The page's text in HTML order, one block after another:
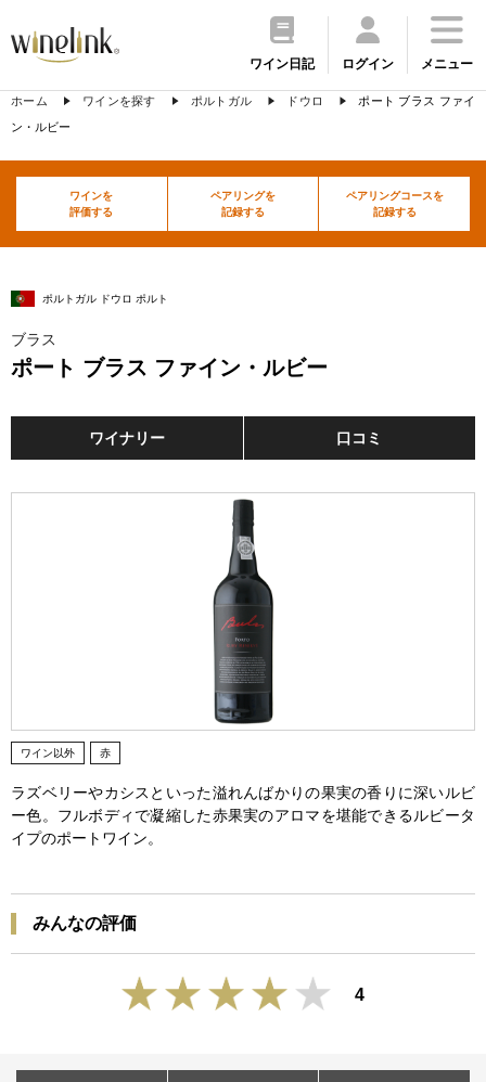
ワイン日記 ログイン メニュー
ホーム ワインを探す ポルトガル ドウロ
ポート ブラス ファイ
ン・ルビー
ワインを
評価する
ペアリングを
記録する
ペアリングコースを
記録する
ポルトガル ドウロ ポルト
ブラス
ポート ブラス ファイン・ルビー
ワイナリー 口コミ
ワイン以外 赤
ラズベリーやカシスといった溢れんばかりの果実の香りに深いルビ
ー色。フルボディで凝縮した赤果実のアロマを堪能できるルビータ
イプのポートワイン。
みんなの評価
4